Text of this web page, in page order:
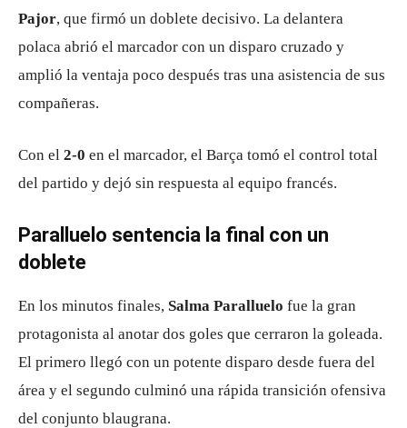
Pajor, que firmó un doblete decisivo. La delantera
polaca abrió el marcador con un disparo cruzado y
amplió la ventaja poco después tras una asistencia de sus
compañeras.
Con el 2-0 en el marcador, el Barça tomó el control total
del partido y dejó sin respuesta al equipo francés.
Paralluelo sentencia la final con un
doblete
En los minutos finales, Salma Paralluelo fue la gran
protagonista al anotar dos goles que cerraron la goleada.
El primero llegó con un potente disparo desde fuera del
área y el segundo culminó una rápida transición ofensiva
del conjunto blaugrana.